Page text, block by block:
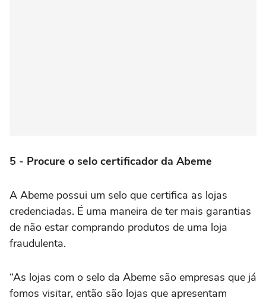
5 - Procure o selo certificador da Abeme
A Abeme possui um selo que certifica as lojas
credenciadas. É uma maneira de ter mais garantias
de não estar comprando produtos de uma loja
fraudulenta.
“As lojas com o selo da Abeme são empresas que já
fomos visitar, então são lojas que apresentam